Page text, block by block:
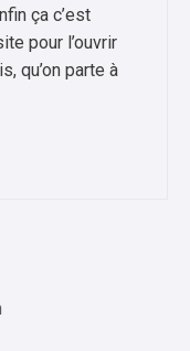
ça c’est
pour l’ouvrir
qu’on parte à